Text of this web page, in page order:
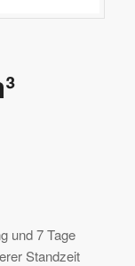
und 7 Tage
Standzeit